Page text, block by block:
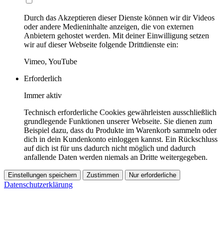
Durch das Akzeptieren dieser Dienste können wir dir Videos
oder andere Medieninhalte anzeigen, die von externen
Anbietern gehostet werden. Mit deiner Einwilligung setzen
wir auf dieser Webseite folgende Drittdienste ein:
Vimeo, YouTube
Erforderlich
Immer aktiv
Technisch erforderliche Cookies gewährleisten ausschließlich
grundlegende Funktionen unserer Webseite. Sie dienen zum
Beispiel dazu, dass du Produkte im Warenkorb sammeln oder
dich in dein Kundenkonto einloggen kannst. Ein Rückschluss
auf dich ist für uns dadurch nicht möglich und dadurch
anfallende Daten werden niemals an Dritte weitergegeben.
Einstellungen speichern Zustimmen Nur erforderliche
Datenschutzerklärung